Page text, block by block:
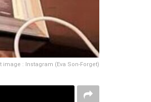
: Instagram (Eva Son-Forget)